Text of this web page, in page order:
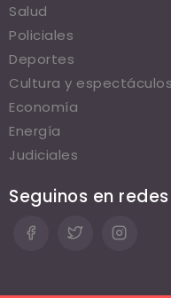
Salud
Policiales
Deportes
Cultura y espectáculos
Economía
Energía
Judiciales
Seguinos en redes